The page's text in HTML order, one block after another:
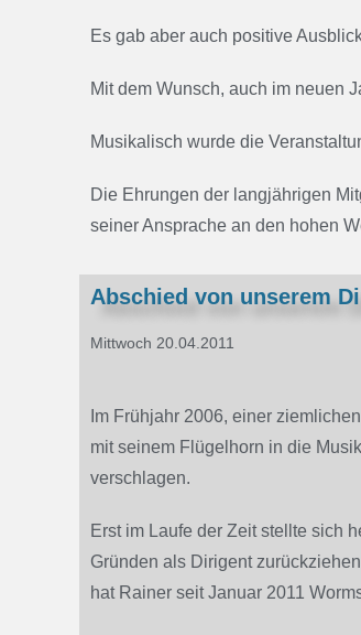
Es gab aber auch positive
Mit dem Wunsch, auch im neuen
Musikalisch wurde die
Die Ehrungen der langjährigen
seiner Ansprache an den hohen
Abschied von unserem
Mittwoch 20.04.2011
Im Frühjahr 2006, einer
mit seinem Flügelhorn in die
verschlagen.
Erst im Laufe der Zeit stellte sich
Gründen als Dirigent
hat Rainer seit Januar 2011